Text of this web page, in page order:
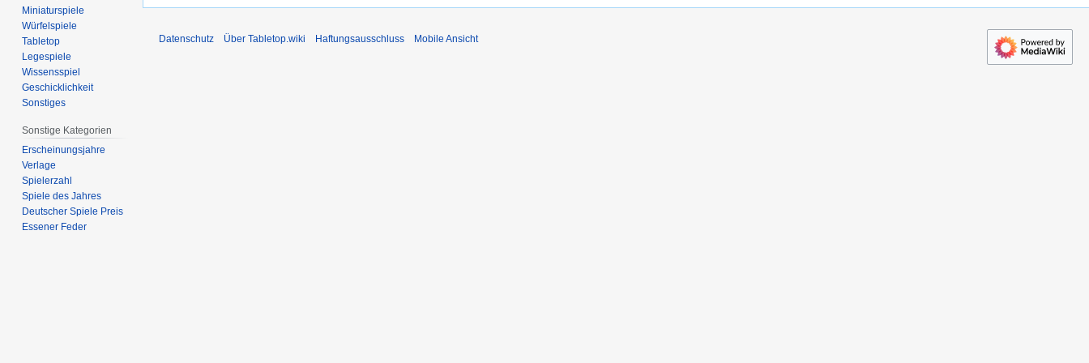
Miniaturspiele
Würfelspiele
Tabletop
Legespiele
Wissensspiel
Geschicklichkeit
Sonstiges
Sonstige Kategorien
Erscheinungsjahre
Verlage
Spielerzahl
Spiele des Jahres
Deutscher Spiele Preis
Essener Feder
Datenschutz Über Tabletop.wiki Haftungsausschluss Mobile Ansicht